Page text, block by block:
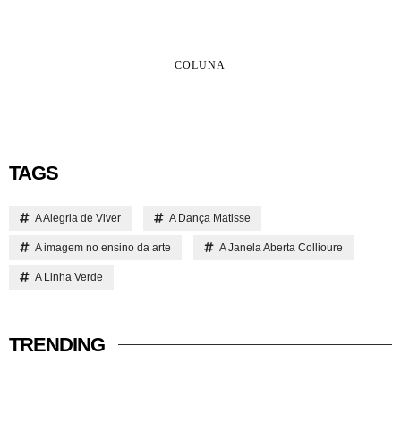
COLUNA
TAGS
A Alegria de Viver A Dança Matisse
A imagem no ensino da arte A Janela Aberta Collioure
A Linha Verde
TRENDING